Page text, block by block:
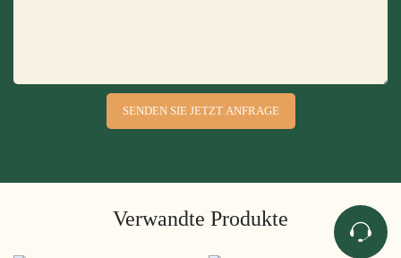
SENDEN SIE JETZT ANFRAGE
Verwandte Produkte